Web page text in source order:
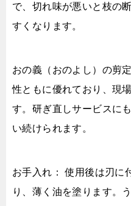
で、切れ味が悪いと枝の
すくなります。
おの義（おのよし）の剪
性ともに優れており、現
す。研ぎ直しサービスに
い続けられます。
お手入れ： 使用後は刃に
り、薄く油を塗ります。